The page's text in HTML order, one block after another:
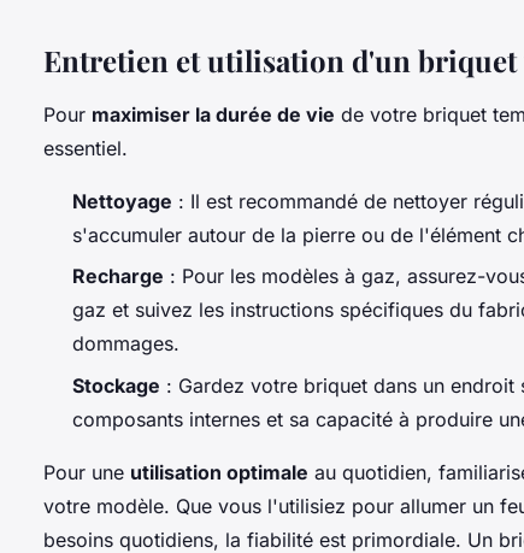
Entretien et utilisation d'un briquet
Pour maximiser la durée de vie de votre briquet
essentiel.
Nettoyage : Il est recommandé de nettoyer
s'accumuler autour de la pierre ou de l'élément
Recharge : Pour les modèles à gaz, assurez-
gaz et suivez les instructions spécifiques du
dommages.
Stockage : Gardez votre briquet dans un
composants internes et sa capacité à produire
Pour une utilisation optimale au quotidien,
votre modèle. Que vous l'utilisiez pour allumer un
besoins quotidiens, la fiabilité est primordiale. Un